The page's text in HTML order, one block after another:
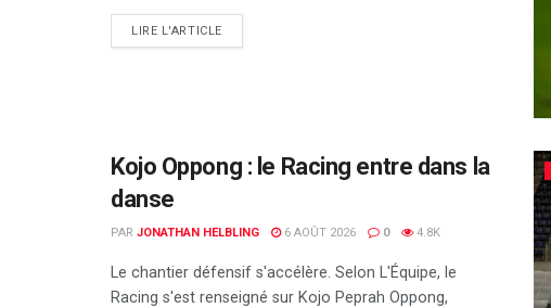
LIRE L'ARTICLEDETAILS
Kojo Oppong : le Racing entre dans la
danse
PAR JONATHAN HELBLING 6 AOÛT 2026 0 4.8K
Le chantier défensif s'accélère. Selon L'Équipe, le
Racing s'est renseigné sur Kojo Peprah Oppong,